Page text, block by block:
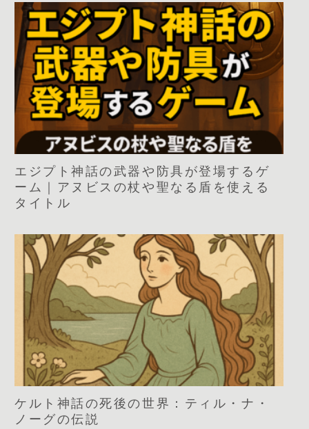
エジプト神話の武器や防具が登場するゲ
ーム｜アヌビスの杖や聖なる盾を使える
タイトル
ケルト神話の死後の世界：ティル・ナ・
ノーグの伝説